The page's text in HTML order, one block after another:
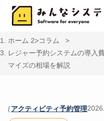
ホーム
コラム
レジャー予約システムの導入
マイズの相場を解説
アクティビティ予約管理